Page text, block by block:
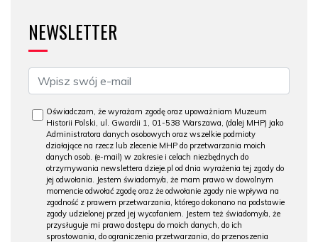
NEWSLETTER
Oświadczam, że wyrażam zgodę oraz upoważniam Muzeum
Historii Polski, ul. Gwardii 1, 01-538 Warszawa, (dalej MHP) jako
Administratora danych osobowych oraz wszelkie podmioty
działające na rzecz lub zlecenie MHP do przetwarzania moich
danych osob. (e-mail) w zakresie i celach niezbędnych do
otrzymywania newslettera dzieje.pl od dnia wyrażenia tej zgody do
jej odwołania. Jestem świadomy/a, że mam prawo w dowolnym
momencie odwołać zgodę oraz że odwołanie zgody nie wpływa na
zgodność z prawem przetwarzania, którego dokonano na podstawie
zgody udzielonej przed jej wycofaniem. Jestem też świadomy/a, że
przysługuje mi prawo dostępu do moich danych, do ich
sprostowania, do ograniczenia przetwarzania, do przenoszenia